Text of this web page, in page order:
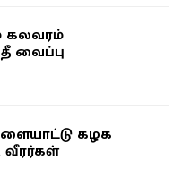
கலவரம்
வைப்பு
கழக
வீரர்கள்